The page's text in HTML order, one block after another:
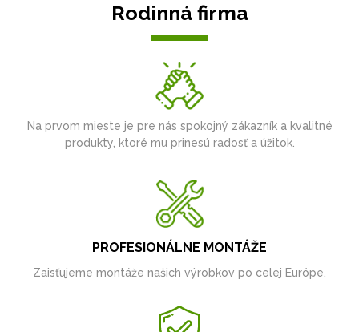
Rodinná firma
Na prvom mieste je pre nás spokojný zákazník a kvalitné
produkty, ktoré mu prinesú radosť a úžitok.
PROFESIONÁLNE MONTÁŽE
Zaisťujeme montáže našich výrobkov po celej Európe.